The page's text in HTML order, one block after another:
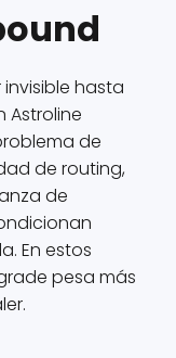
invisible hasta
Astroline
de
de routing,
de
En estos
pesa más